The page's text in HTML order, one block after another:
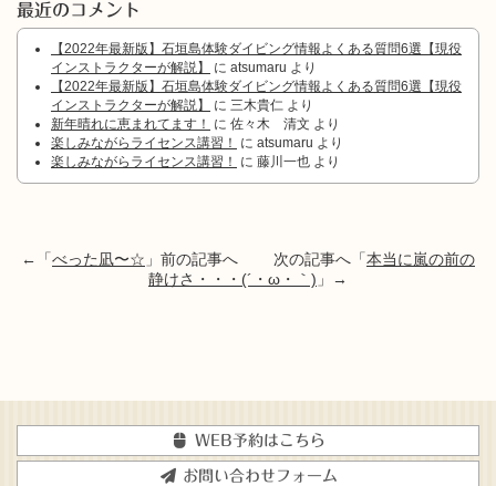
最近のコメント
【2022年最新版】石垣島体験ダイビング情報よくある質問6選【現役
インストラクターが解説】
に atsumaru より
【2022年最新版】石垣島体験ダイビング情報よくある質問6選【現役
インストラクターが解説】
に 三木貴仁 より
新年晴れに恵まれてます！
に 佐々木 清文 より
楽しみながらライセンス講習！
に atsumaru より
楽しみながらライセンス講習！
に 藤川一也 より
←「べった凪〜☆ 」前の記事へ 次の記事へ「本当に嵐の前の
静けさ・・・(´・ω・｀) 」→
WEB予約はこちら
お問い合わせフォーム